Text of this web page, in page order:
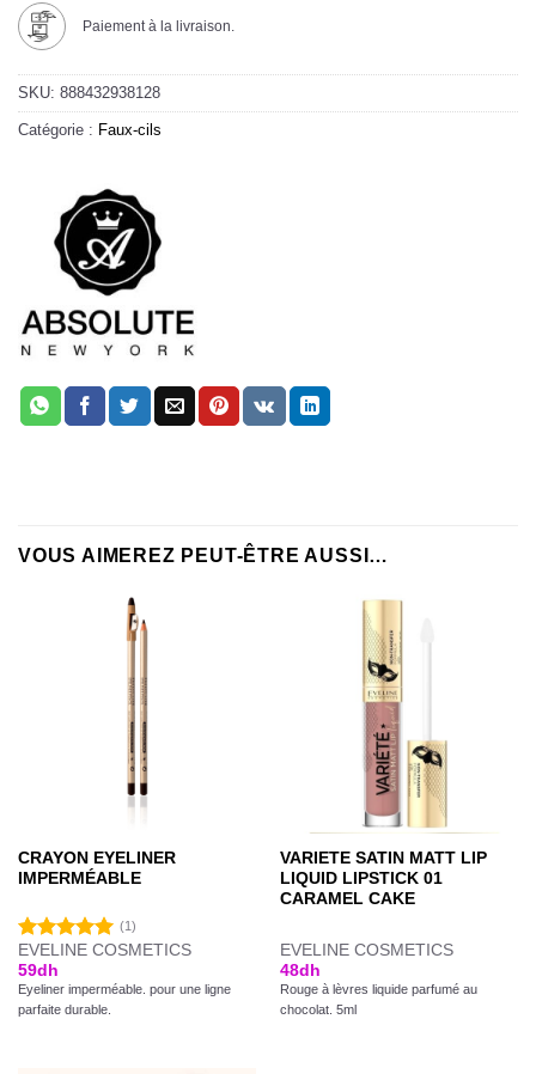
Paiement à la livraison.
SKU: 888432938128
Catégorie : Faux-cils
VOUS AIMEREZ PEUT-ÊTRE AUSSI…
CRAYON EYELINER
IMPERMÉABLE
Note5.00
sur 5
(1)
EVELINE COSMETICS
59dh
Eyeliner imperméable. pour une ligne
parfaite durable.
VARIETE SATIN MATT LIP
LIQUID LIPSTICK 01
CARAMEL CAKE
EVELINE COSMETICS
48dh
Rouge à lèvres liquide parfumé au
chocolat. 5ml